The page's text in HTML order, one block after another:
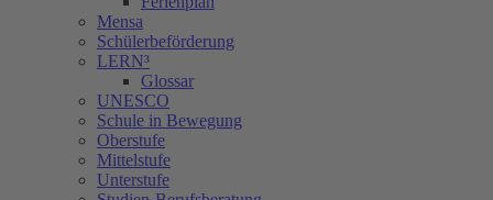
Mensa
Schülerbeförderung
LERN³
Glossar
UNESCO
Schule in Bewegung
Oberstufe
Mittelstufe
Unterstufe